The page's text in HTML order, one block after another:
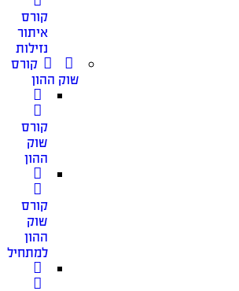
קורס
איתור
נזילות
קורס
שוק ההון
קורס
שוק
ההון
קורס
שוק
ההון